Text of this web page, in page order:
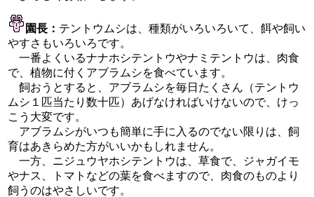
園長： テントウムシは、種類がいろいろいて、餌や飼い
やすさもいろいろです。
一番よくいるナナホシテントウやナミテントウは、肉食
で、植物に付くアブラムシを食べています。
飼おうとすると、アブラムシを毎日たくさん（テントウ
ムシ１匹当たり数十匹）あげなければいけないので、けっ
こう大変です。
アブラムシがいつも簡単に手に入るのでない限りは、飼
育はあきらめた方がいいかもしれません。
一方、ニジュウヤホシテントウは、草食で、ジャガイモ
やナス、トマトなどの葉を食べますので、肉食のものより
飼うのはやさしいです。